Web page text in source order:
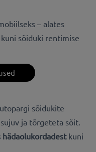
– alates
sõiduki rentimise
sõidukite
ja tõrgeteta sõit.
hädaolukordadest kuni